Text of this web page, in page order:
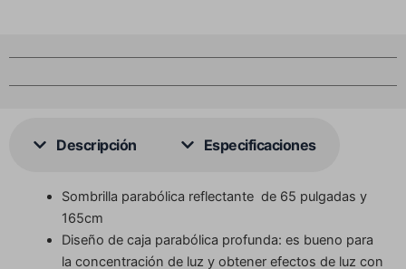
Descripción Especificaciones
Sombrilla parabólica reflectante de 65 pulgadas y
165cm
Diseño de caja parabólica profunda: es bueno para
la concentración de luz y obtener efectos de luz con